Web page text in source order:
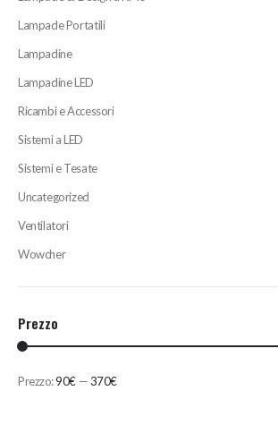
Lampade Portatili
Lampadine
Lampadine LED
Ricambi e Accessori
Sistemi a LED
Sistemi e Tesate
Uncategorized
Ventilatori
Wowcher
Prezzo
Prezzo:90€ —370€